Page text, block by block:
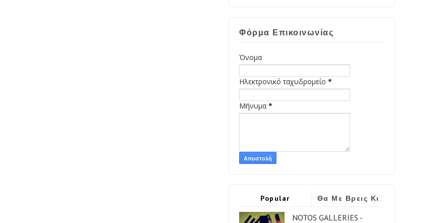
Φόρμα Επικοινωνίας
Όνομα
Ηλεκτρονικό ταχυδρομείο *
Μήνυμα *
Popular
Θα Με Βρεις Κι
Εδώ
NOTOS GALLERIES -